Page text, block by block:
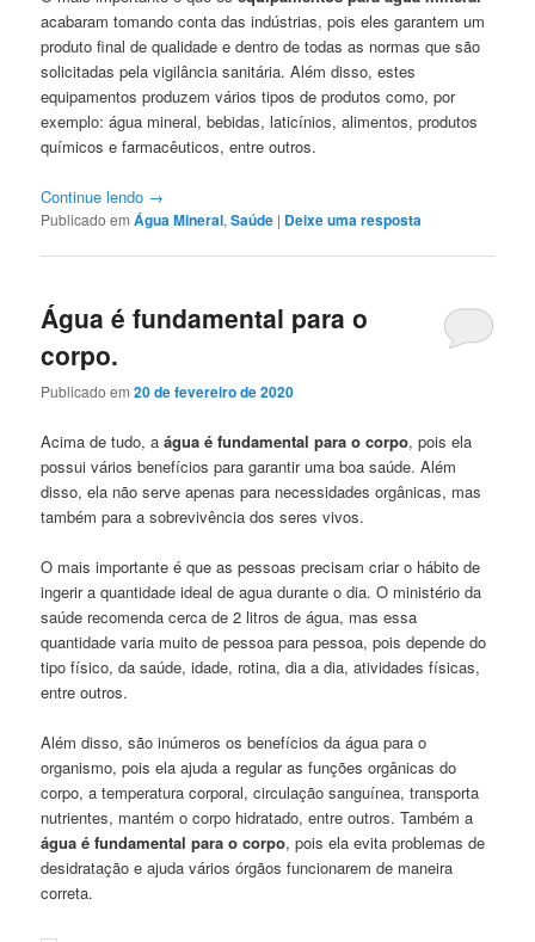
acabaram tomando conta das indústrias, pois eles garantem um
produto final de qualidade e dentro de todas as normas que são
solicitadas pela vigilância sanitária. Além disso, estes
equipamentos produzem vários tipos de produtos como, por
exemplo: água mineral, bebidas, laticínios, alimentos, produtos
químicos e farmacêuticos, entre outros.
Continue lendo →
Publicado em Água Mineral,Saúde | Deixe uma resposta
Água é fundamental para o
corpo.
Publicado em20 de fevereiro de 2020
Acima de tudo, aágua é fundamental para o corpo, pois ela
possui vários benefícios para garantir uma boa saúde. Além
disso, ela não serve apenas para necessidades orgânicas, mas
também para a sobrevivência dos seres vivos.
O mais importante é que as pessoas precisam criar o hábito de
ingerir a quantidade ideal de agua durante o dia. O ministério da
saúde recomenda cerca de 2 litros de água, mas essa
quantidade varia muito de pessoa para pessoa, pois depende do
tipo físico, da saúde, idade, rotina, dia a dia, atividades físicas,
entre outros.
Além disso, são inúmeros os benefícios da água para o
organismo, pois ela ajuda a regular as funções orgânicas do
corpo, a temperatura corporal, circulação sanguínea, transporta
nutrientes, mantém o corpo hidratado, entre outros. Também a
água é fundamental para o corpo, pois ela evita problemas de
desidratação e ajuda vários órgãos funcionarem de maneira
correta.